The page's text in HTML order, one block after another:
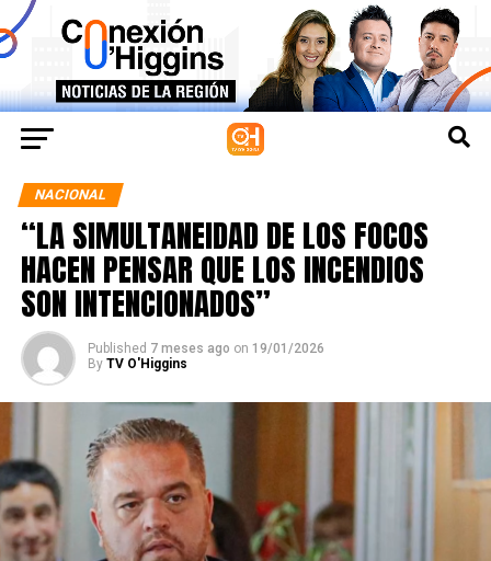
NACIONAL
“LA SIMULTANEIDAD DE LOS FOCOS
HACEN PENSAR QUE LOS INCENDIOS
SON INTENCIONADOS”
Published 7 meses ago on 19/01/2026
By TV O'Higgins